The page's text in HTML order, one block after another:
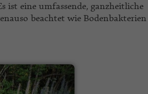
ist eine umfassende, ganzheitliche
beachtet wie